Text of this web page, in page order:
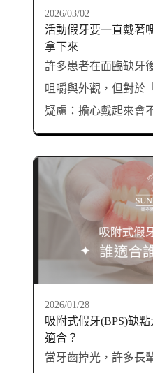
2026/03/02
活動假牙要一直戴著
拿下來
許多患者在面臨缺牙
咀嚼與外觀，但對於
疑慮：擔心戴起來會
講話或吃東西。其實
象，只要了解正確的
鬆克服。以下整理牙
業建議，幫助你安心
2026/01/28
吸附式假牙(BPS)缺
適合？
當牙齒掉光，許多長